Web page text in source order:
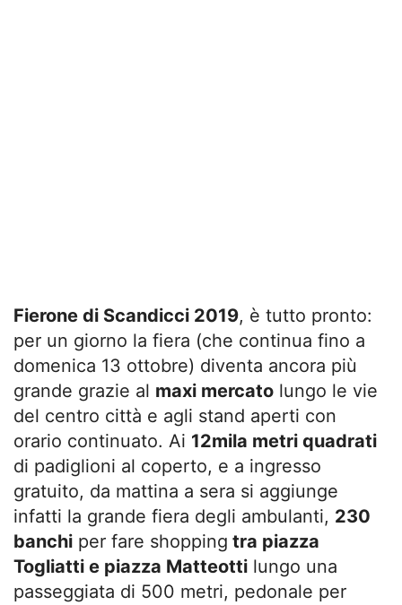
Fierone di Scandicci 2019, è tutto pronto:
per un giorno la fiera (che continua fino a
domenica 13 ottobre) diventa ancora più
grande grazie al maxi mercato lungo le vie
del centro città e agli stand aperti con
orario continuato. Ai 12mila metri quadrati
di padiglioni al coperto, e a ingresso
gratuito, da mattina a sera si aggiunge
infatti la grande fiera degli ambulanti, 230
banchi per fare shopping tra piazza
Togliatti e piazza Matteotti lungo una
passeggiata di 500 metri, pedonale per